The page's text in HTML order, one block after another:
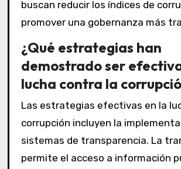
buscan reducir los índices de
promover una gobernanza más
¿Qué estrategias han
demostrado ser
lucha contra la
Las estrategias efectivas en la
corrupción incluyen la
sistemas de transparencia. La
permite el acceso a información